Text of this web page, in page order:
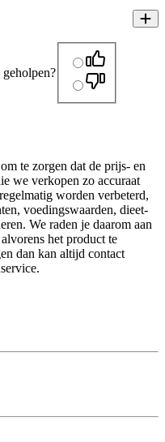
te zorgen dat de prijs- en
we verkopen zo accuraat
worden verbeterd,
voedingswaarden, dieet-
We raden je daarom aan
het product te
dan kan altijd contact